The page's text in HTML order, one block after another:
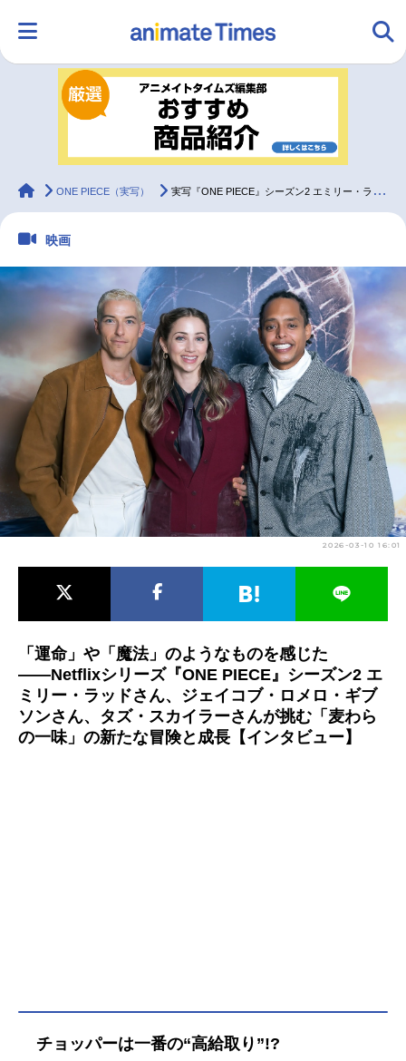
ランキング アニメ
ラジオ みんなの声
配信・Vtuber トレンド 無料マンガ
最新記事一覧
アニメ記事一覧 声優記事一覧
アニメ映画一覧 実写化映画一覧
今期アニメ曜日別一覧
春アニメ 夏アニメ
男性声優/女性声優一覧
animateTimes
ONE PIECE（実写） 実写『ONE PIECE』シーズン2 エミリー・ラッド×ジェイコブ・ロメロ・ギブソン×タズ・スカイラーインタビュー
映画
2026-03-10 16:01
「運命」や「魔法」のようなものを感じた
――Netflixシリーズ『ONE PIECE』シーズン2 エ
ミリー・ラッドさん、ジェイコブ・ロメロ・ギブ
ソンさん、タズ・スカイラーさんが挑む「麦わら
の一味」の新たな冒険と成長【インタビュー】
チョッパーは一番の“高給取り”!?